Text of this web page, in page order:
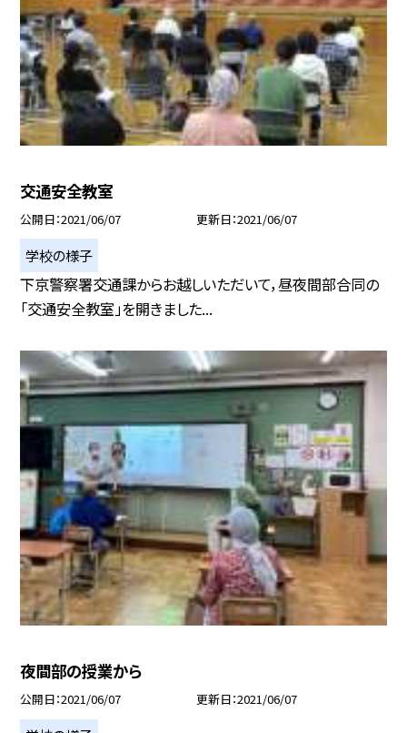
交通安全教室
公開日 2021/06/07 更新日 2021/06/07
学校の様子
下京警察署交通課からお越しいただいて，昼夜間部合同の
「交通安全教室」を開きました...
夜間部の授業から
公開日 2021/06/07 更新日 2021/06/07